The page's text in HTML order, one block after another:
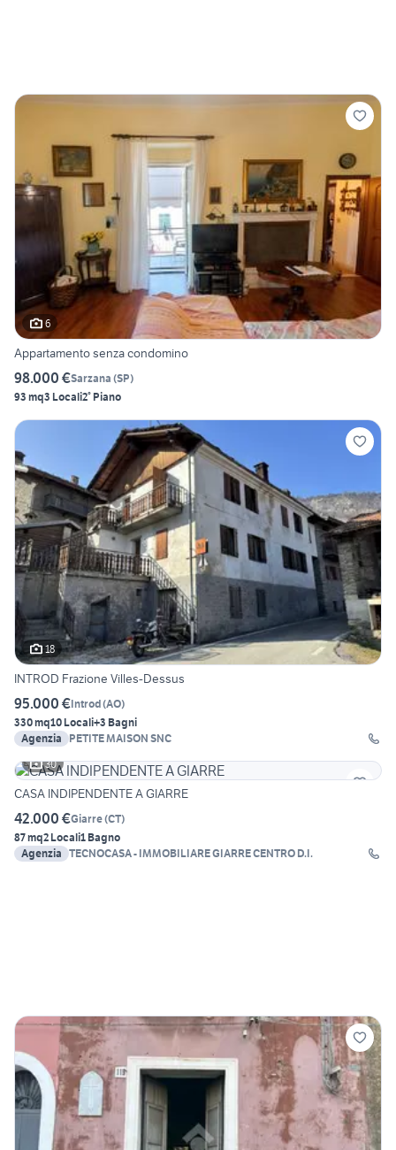
6
Appartamento senza condomino
98.000 €Sarzana (SP)
93 mq3 Locali2° Piano
18
INTROD Frazione Villes-Dessus
95.000 €Introd(AO)
330 mq10 Locali+3 Bagni
Agenzia
PETITE MAISON SNC
30
CASA INDIPENDENTE A GIARRE
42.000 €Giarre(CT)
87 mq2 Locali1 Bagno
Agenzia TECNOCASA - IMMOBILIARE GIARRE CENTRO D.I.